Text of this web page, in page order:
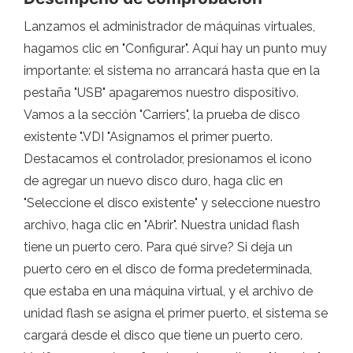
Lanzamos el administrador de máquinas virtuales,
hagamos clic en "Configurar". Aquí hay un punto muy
importante: el sistema no arrancará hasta que en la
pestaña "USB" apagaremos nuestro dispositivo.
Vamos a la sección "Carriers", la prueba de disco
existente ".VDI "Asignamos el primer puerto.
Destacamos el controlador, presionamos el icono
de agregar un nuevo disco duro, haga clic en
"Seleccione el disco existente" y seleccione nuestro
archivo, haga clic en "Abrir". Nuestra unidad flash
tiene un puerto cero. Para qué sirve? Si deja un
puerto cero en el disco de forma predeterminada,
que estaba en una máquina virtual, y el archivo de
unidad flash se asigna el primer puerto, el sistema se
cargará desde el disco que tiene un puerto cero.